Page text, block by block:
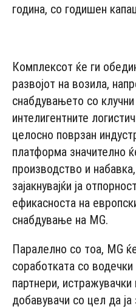
година, со годишен
Комплексот ќе ги
развојот на возила,
снабдувањето со
интелигентните
целосно поврзан
платформа значително
производство и
зајакнувајќи ја
ефикасноста на
снабдување на MG.
Паралелно со тоа, MG
соработката со
партнери, истражувачки
добавувачи со цел да ја